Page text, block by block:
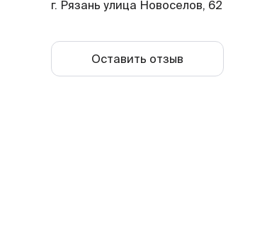
г. Рязань улица Новоселов, 62
Оставить отзыв